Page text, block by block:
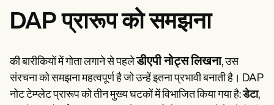
DAP प्रारूप को समझना
की बारीकियों में गोता लगाने से पहलेडीएपी नोट्स लिखना, उस
संरचना को समझना महत्वपूर्ण है जो उन्हें इतना प्रभावी बनाती है। DAP
नोट टेम्प्लेट प्रारूप को तीन मुख्य घटकों में विभाजित किया गया है:डेटा,